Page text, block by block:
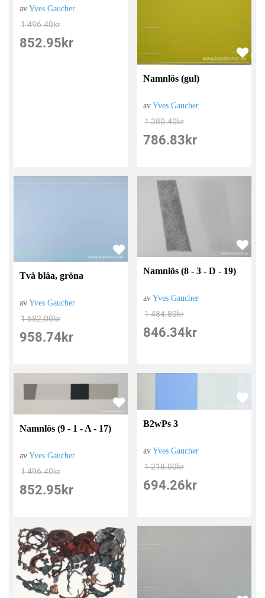
avYves Gaucher
1 496.40kr
852.95 kr
Namnlös (gul)
avYves Gaucher
1 380.40kr
786.83 kr
Två blåa, gröna
avYves Gaucher
1 682.00kr
958.74 kr
Namnlös (8 - 3 - D - 19)
avYves Gaucher
1 484.80kr
846.34 kr
Namnlös (9 - 1 - A - 17)
avYves Gaucher
1 496.40kr
852.95 kr
B2wPs 3
avYves Gaucher
1 218.00kr
694.26 kr